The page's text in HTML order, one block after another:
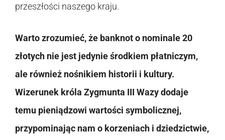
przeszłości naszego kraju.
Warto zrozumieć, że banknot o nominale 20
złotych nie jest jedynie środkiem płatniczym,
ale również nośnikiem historii i kultury.
Wizerunek króla Zygmunta III Wazy dodaje
temu pieniądzowi wartości symbolicznej,
przypominając nam o korzeniach i dziedzictwie,